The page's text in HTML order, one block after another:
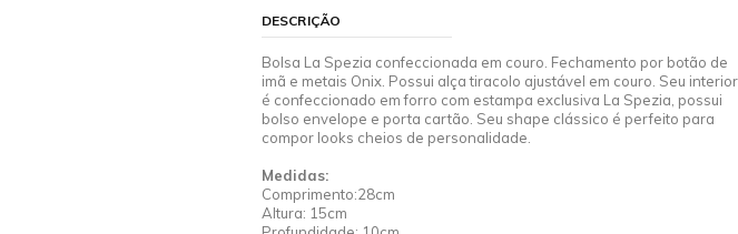
DESCRIÇÃO
Bolsa La Spezia confeccionada em couro. Fechamento por botão de
imã e metais Onix. Possui alça tiracolo ajustável em couro. Seu interior
é confeccionado em forro com estampa exclusiva La Spezia, possui
bolso envelope e porta cartão. Seu shape clássico é perfeito para
compor looks cheios de personalidade.
Medidas:
Comprimento:28cm
Altura: 15cm